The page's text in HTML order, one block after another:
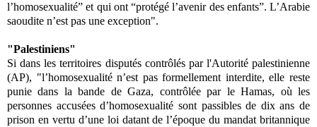
l’homosexualité” et qui ont “protégé l’avenir des enfants”. L’Arabie
saoudite n’est pas une exception".
"Palestiniens"
Si dans les territoires disputés contrôlés par l'Autorité palestinienne
(AP), "l’homosexualité n’est pas formellement interdite, elle reste
punie dans la bande de Gaza, contrôlée par le Hamas, où les
personnes accusées d’homosexualité sont passibles de dix ans de
prison en vertu d’une loi datant de l’époque du mandat britannique